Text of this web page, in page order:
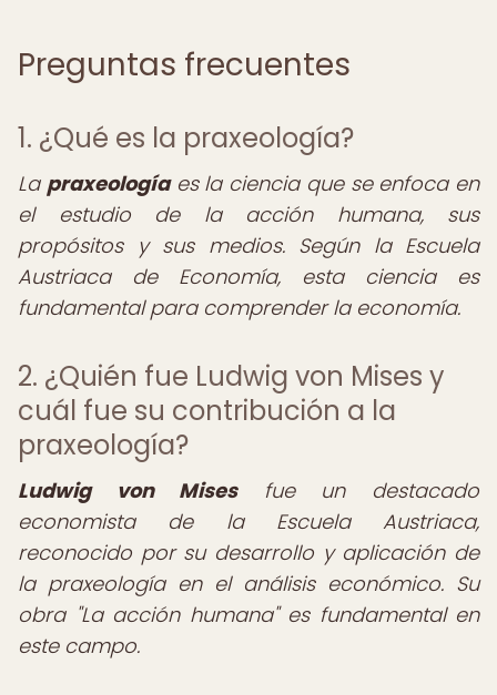
Preguntas frecuentes
1. ¿Qué es la praxeología?
La praxeologíaes la ciencia que se enfoca en
el estudio de la acción humana, sus
propósitos y sus medios. Según la Escuela
Austriaca de Economía, esta ciencia es
fundamental para comprender la economía.
2. ¿Quién fue Ludwig von Mises y
cuál fue su contribución a la
praxeología?
Ludwig von Misesfue un destacado
economista de la Escuela Austriaca,
reconocido por su desarrollo y aplicación de
la praxeología en el análisis económico. Su
obra "La acción humana" es fundamental en
este campo.